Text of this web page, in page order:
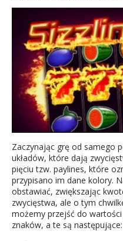
Zaczynając grę od samego
układów, które dają
pięciu tzw. paylines, które
przypisano im dane kolory.
obstawiać, zwiększając
zwycięstwa, ale o tym
możemy przejść do
znaków, a te są następujące: